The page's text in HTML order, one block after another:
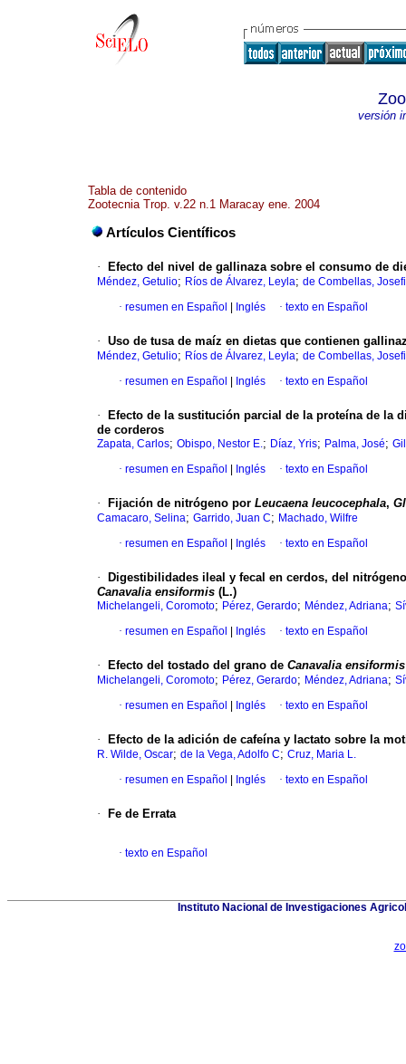
versión
Tabla de contenido
Zootecnia Trop. v.22 n.1 Maracay ene. 2004
Artículos Científicos
· Efecto del nivel de gallinaza sobre el consumo de
Méndez, Getulio; Ríos de Álvarez, Leyla; de Combellas,
· resumen en Español Inglés · texto en Español
· Uso de tusa de maíz en dietas que contienen
Méndez, Getulio; Ríos de Álvarez, Leyla; de Combellas,
· resumen en Español Inglés · texto en Español
·
Efecto de la sustitución parcial de la proteína de la
de corderos
Zapata, Carlos; Obispo, Nestor E.; Díaz, Yris; Palma, José;
· resumen en Español Inglés · texto en Español
· Fijación de nitrógeno por Leucaena leucocephala,
Camacaro, Selina; Garrido, Juan C; Machado, Wilfre
· resumen en Español Inglés · texto en Español
·
Digestibilidades ileal y fecal en cerdos, del
Canavalia ensiformis (L.)
Michelangeli, Coromoto; Pérez, Gerardo; Méndez, Adriana;
· resumen en Español Inglés · texto en Español
· Efecto del tostado del grano de Canavalia ensiformis
Michelangeli, Coromoto; Pérez, Gerardo; Méndez, Adriana;
· resumen en Español Inglés · texto en Español
· Efecto de la adición de cafeína y lactato sobre la
R. Wilde, Oscar; de la Vega, Adolfo C; Cruz, Maria L.
· resumen en Español Inglés · texto en Español
· Fe de Errata
· texto en Español
Instituto Nacional de Investigaciones